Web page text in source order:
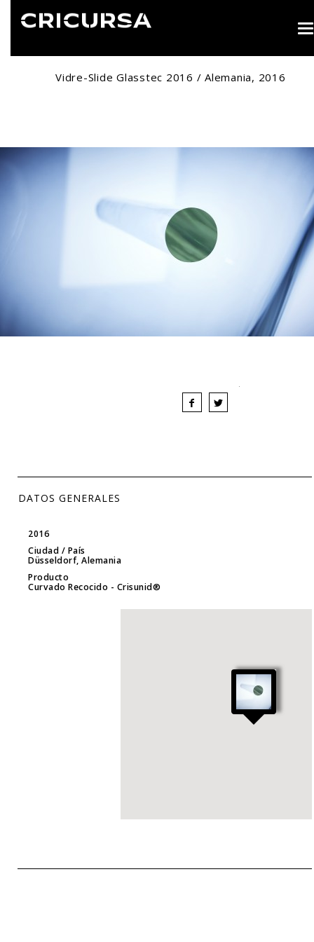
Vidre-Slide Glasstec 2016 / Alemania, 2016
DATOS GENERALES
2016
Ciudad / País
Düsseldorf, Alemania
Producto
Curvado Recocido - Crisunid®